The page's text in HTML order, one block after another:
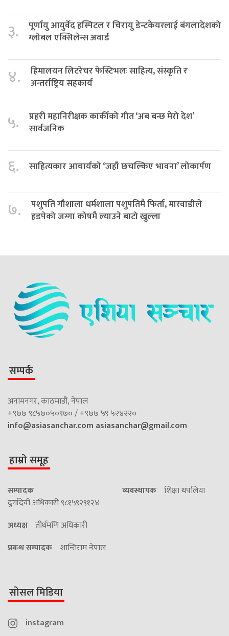
३.
पूर्णायु आयुर्वेद हस्पिटल र चिरायु डेन्टकेयरलाई बंगलादेशको
ग्लोबल एक्सिलेन्स अवार्ड
४.
हिमालयन लिटरेचर फेस्टिभलः साहित्य, संस्कृति र
अन्तर्राष्ट्रिय सहकार्य
५.
प्रहरी महानिरीक्षक कार्कीको गीत ‘अब बन्छ मेरो देश’
सार्वजनिक
६. साहित्यकार आचार्यको ‘जहाँ छचल्किए भावना’ लोकार्पण
७.
पशुपति गौशाला धर्मशाला पशुपतिमै फिर्ता, मारवाडीले
हडपेको जग्गा कोषमै ल्याउने बाटो खुल्ला
सम्पर्क
अनामनगर, काठमाडौं, नेपाल
+९७७ ९८५७०५०९७० / +९७७ ५९ ५२४२२०
info@asiasanchar.com asiasanchar@gmail.com
हाम्रो समूह
सम्पादक
दुर्गादेवी अधिकारी ९८१५९२९१२४
व्यवस्थापक शिक्षा थपलिया
अध्यक्ष तीर्थमणि अधिकारी
प्रबन्ध सम्पादक शान्तिराम नेपाल
सोसल मिडिया
instagram